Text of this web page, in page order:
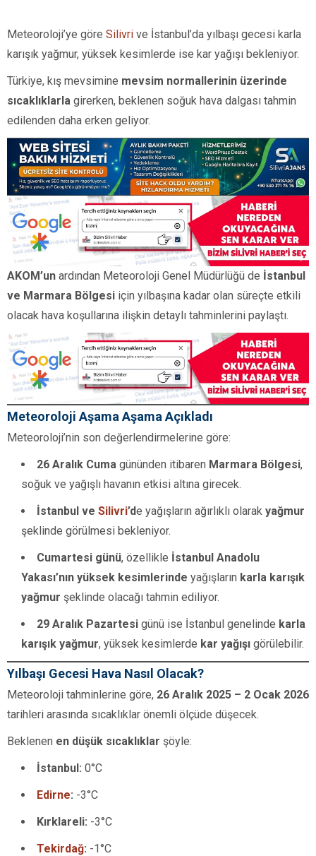
Meteoroloji’ye göre Silivri ve İstanbul’da yılbaşı gecesi karla
karışık yağmur, yüksek kesimlerde ise kar yağışı bekleniyor.
Türkiye, kış mevsimine mevsim normallerinin üzerinde
sıcaklıklarla girerken, beklenen soğuk hava dalgası tahmin
edilenden daha erken geliyor.
AKOM’un ardından Meteoroloji Genel Müdürlüğü de İstanbul
ve Marmara Bölgesi için yılbaşına kadar olan süreçte etkili
olacak hava koşullarına ilişkin detaylı tahminlerini paylaştı.
Meteoroloji Aşama Aşama Açıkladı
Meteoroloji’nin son değerlendirmelerine göre:
26 Aralık Cuma gününden itibaren Marmara Bölgesi,
soğuk ve yağışlı havanın etkisi altına girecek.
İstanbul ve Silivri’de yağışların ağırlıklı olarak yağmur
şeklinde görülmesi bekleniyor.
Cumartesi günü, özellikle İstanbul Anadolu
Yakası’nın yüksek kesimlerinde yağışların karla karışık
yağmur şeklinde olacağı tahmin ediliyor.
29 Aralık Pazartesi günü ise İstanbul genelinde karla
karışık yağmur, yüksek kesimlerde kar yağışı görülebilir.
Yılbaşı Gecesi Hava Nasıl Olacak?
Meteoroloji tahminlerine göre, 26 Aralık 2025 – 2 Ocak 2026
tarihleri arasında sıcaklıklar önemli ölçüde düşecek.
Beklenen en düşük sıcaklıklar şöyle:
İstanbul: 0°C
Edirne: -3°C
Kırklareli: -3°C
Tekirdağ: -1°C